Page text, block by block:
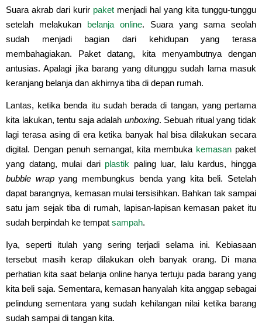
Suara akrab dari kurir paket menjadi hal yang kita tunggu-tunggu
setelah melakukan belanja online. Suara yang sama seolah
sudah menjadi bagian dari kehidupan yang terasa
membahagiakan. Paket datang, kita menyambutnya dengan
antusias. Apalagi jika barang yang ditunggu sudah lama masuk
keranjang belanja dan akhirnya tiba di depan rumah.
Lantas, ketika benda itu sudah berada di tangan, yang pertama
kita lakukan, tentu saja adalah unboxing. Sebuah ritual yang tidak
lagi terasa asing di era ketika banyak hal bisa dilakukan secara
digital. Dengan penuh semangat, kita membuka kemasan paket
yang datang, mulai dari plastik paling luar, lalu kardus, hingga
bubble wrapyang membungkus benda yang kita beli. Setelah
dapat barangnya, kemasan mulai tersisihkan. Bahkan tak sampai
satu jam sejak tiba di rumah, lapisan-lapisan kemasan paket itu
sudah berpindah ke tempat sampah.
Iya, seperti itulah yang sering terjadi selama ini. Kebiasaan
tersebut masih kerap dilakukan oleh banyak orang. Di mana
perhatian kita saat belanja online hanya tertuju pada barang yang
kita beli saja. Sementara, kemasan hanyalah kita anggap sebagai
pelindung sementara yang sudah kehilangan nilai ketika barang
sudah sampai di tangan kita.